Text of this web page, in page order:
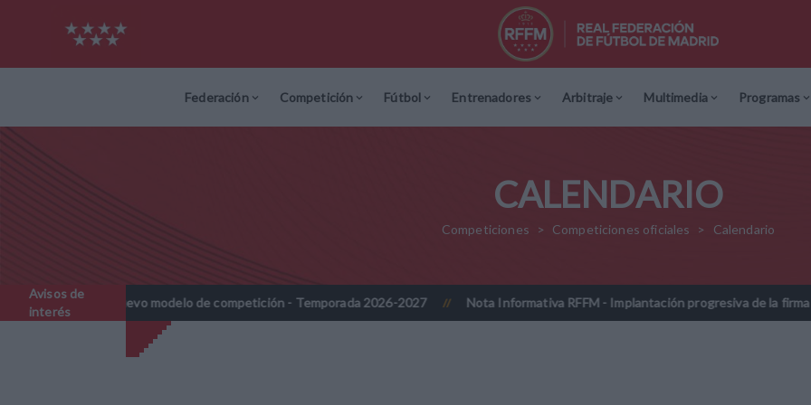
Federación Competición Fútbol Entrenadores Arbitraje Multimedia Programas
CALENDARIO
Competiciones Competiciones oficiales Calendario
Avisos de
interés
- Nuevo modelo de competición - Temporada 2026-2027 // Nota Informativa RFFM - Implantación progresiva de la firma